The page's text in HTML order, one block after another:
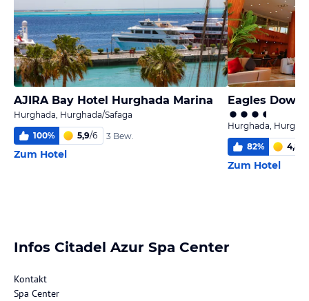
AJIRA Bay Hotel Hurghada Marina
Hurghada, Hurghada/Safaga
100% 5,9/6 3 Bew.
Zum Hotel
Hurghada,
82% 4,8
Zum Hotel
Infos Citadel Azur Spa Center
Kontakt
Spa Center